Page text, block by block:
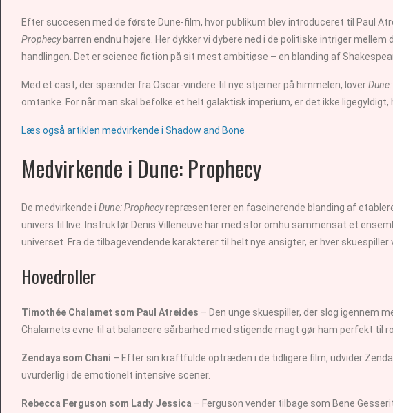
Efter succesen med de første Dune-film, hvor publikum blev introduceret til Paul
Prophecybarren endnu højere. Her dykker vi dybere ned i de politiske intriger
handlingen. Det er science fiction på sit mest ambitiøse – en blanding af
Med et cast, der spænder fra Oscar-vindere til nye stjerner på himmelen, lover
omtanke. For når man skal befolke et helt galaktisk imperium, er det ikke
Læs også artiklen medvirkende i Shadow and Bone
Medvirkende i Dune: Prophecy
De medvirkende i Dune: Prophecyrepræsenterer en fascinerende blanding af
univers til live. Instruktør Denis Villeneuve har med stor omhu sammensat et
universet. Fra de tilbagevendende karakterer til helt nye ansigter, er hver
Hovedroller
Timothée Chalamet som Paul Atreides – Den unge skuespiller, der slog igennem
Chalamets evne til at balancere sårbarhed med stigende magt gør ham perfekt til
Zendaya som Chani – Efter sin kraftfulde optræden i de tidligere film, udvider
uvurderlig i de emotionelt intensive scener.
Rebecca Ferguson som Lady Jessica – Ferguson vender tilbage som Bene